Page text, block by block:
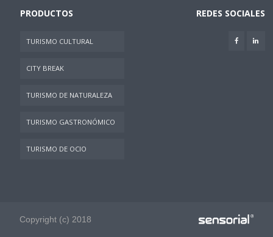
PRODUCTOS
TURISMO CULTURAL
CITY BREAK
TURISMO DE NATURALEZA
TURISMO GASTRONÓMICO
TURISMO DE OCIO
REDES SOCIALES
Copyright (c) 2018